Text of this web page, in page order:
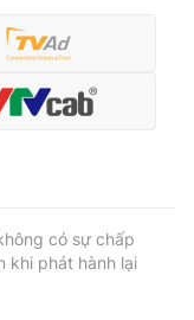
có sự chấp
khi phát hành lại